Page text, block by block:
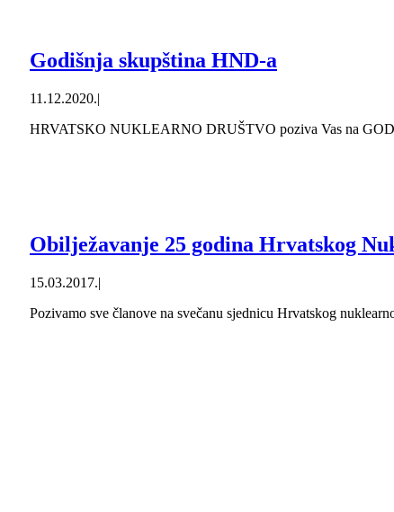
Godišnja skupština HND-a
11.12.2020.|
HRVATSKO NUKLEARNO DRUŠTVO poziva Vas na
Obilježavanje 25 godina Hrvatskog
15.03.2017.|
Pozivamo sve članove na svečanu sjednicu Hrvatskog